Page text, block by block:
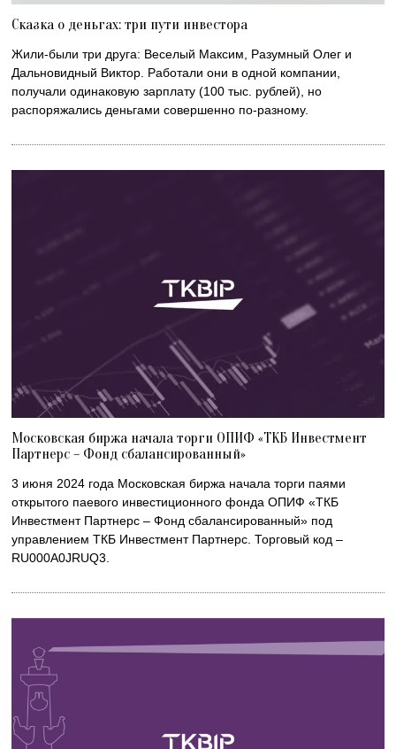
Сказка о деньгах: три пути инвестора
Жили-были три друга: Веселый Максим, Разумный Олег и
Дальновидный Виктор. Работали они в одной компании,
получали одинаковую зарплату (100 тыс. рублей), но
распоряжались деньгами совершенно по-разному.
Московская биржа начала торги ОПИФ «ТКБ Инвестмент
Партнерс – Фонд сбалансированный»
3 июня 2024 года Московская биржа начала торги паями
открытого паевого инвестиционного фонда ОПИФ «ТКБ
Инвестмент Партнерс – Фонд сбалансированный» под
управлением ТКБ Инвестмент Партнерс. Торговый код –
RU000A0JRUQ3.